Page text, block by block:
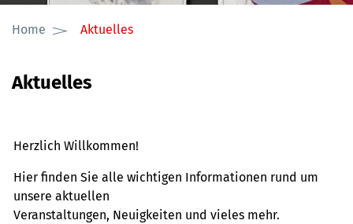
Home Aktuelles
Aktuelles
Herzlich Willkommen!
Hier finden Sie alle wichtigen Informationen rund um
unsere aktuellen
Veranstaltungen, Neuigkeiten und vieles mehr.